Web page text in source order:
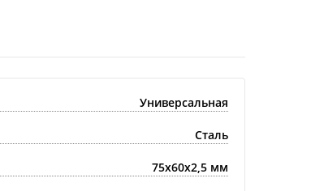
Универсальная
Сталь
75x60x2,5 мм